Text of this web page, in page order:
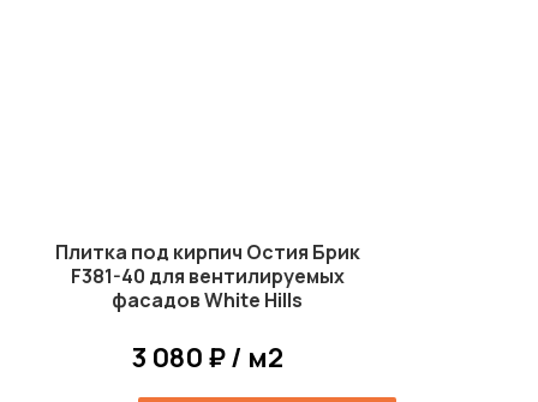
Плитка под кирпич Остия Брик
F381-40 для вентилируемых
фасадов White Hills
3 080 ₽ / м2